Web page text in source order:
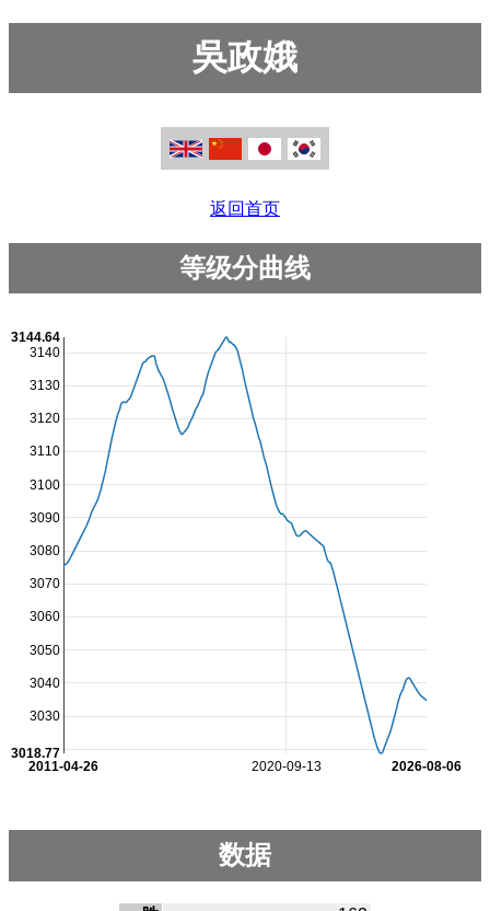
吳政娥
返回首页
等级分曲线
2020-09-13
2011-04-26 2026-08-06
3030
3040
3050
3060
3070
3080
3090
3100
3110
3120
3130
3140
3018.77
3144.64
数据